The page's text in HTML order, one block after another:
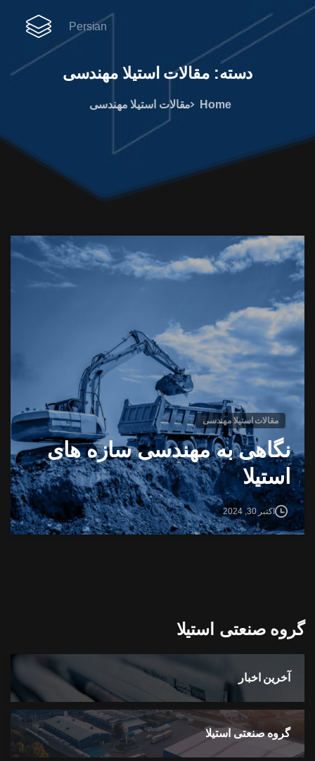
Persian
دسته: مقالات استیلا مهندسی
Home مقالات استیلا مهندسی
مقالات استیلا مهندسی
نگاهی به مهندسی سازه های
استیلا
اکتبر 30, 2024
گروه صنعتی استیلا
آخرین اخبار
گروه صنعتی استیلا